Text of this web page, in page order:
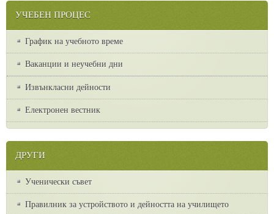
УЧЕБЕН ПРОЦЕС
График на учебното време
Ваканции и неучебни дни
Извънкласни дейности
Електронен вестник
ДРУГИ
Ученически съвет
Правилник за устройството и дейността на училището